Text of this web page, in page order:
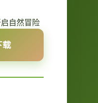
自然冒险
载